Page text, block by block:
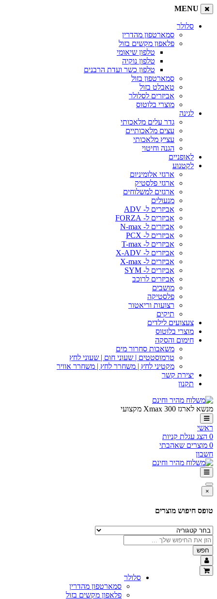
MENU
סלולר
סמארטפון מהדרין
פלאפון מקשים בזול
טלפון שיאומי
טלפון נוקיה
טלפון כשר ועדת הרבנים
סמארטפון בזול
טאבלט בזול
אביזרים לסלולר
מוצרי בלוטוס
לגינה
גדר עלים מלאכותי
עצים מלאכותיים
עציץ מלאכותי
הגנה וחיטוי
לאופניים
לקטנוע
ארגזי אלומיניום
ארגזי פלסטיק
ארגזים למשלוחים
מנעולים
אביזרים ל- ADV
אביזרים ל- FORZA
אביזרים ל- N-max
אביזרים ל- PCX
אביזרים ל- T-max
אביזרים ל- X-ADV
אביזרים ל- X-max
אביזרים ל- SYM
אביזרים לרוכב
מושבים
פלסטיקה
רצועות וריאטור
תיקים
צעצועים לילדים
מוצרי בלוטוס
חימום והסקה
משאבות סחרור מים
טרמוסטטים | שעוני חום | שעוני לחץ
מקטיני לחץ | משחרר לחץ | משחרר אוויר
יצירת קשר
תקנון
מנשא לארגז Xmax 300 מקצועי
ראשי
0 הצג עגלת קניות
0 מוצרים שאהבתי
חשבון
×
טופס חיפוש מוצרים
חפש
סלולר
סמארטפון מהדרין
פלאפון מקשים בזול